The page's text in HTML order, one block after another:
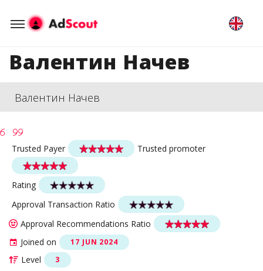
Валентин Начев
Валентин Начев
Trusted Payer Trusted promoter
Rating
Approval Transaction Ratio
Approval Recommendations Ratio
Joined on
17 JUN 2024
Level 3